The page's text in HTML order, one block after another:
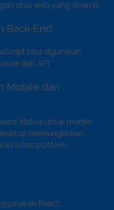
situs web yang dinamis.
Back-End
bisa digunakan
dan API
Mobile dan
Native untuk mobile
memungkinkan
lintas platform.
React.